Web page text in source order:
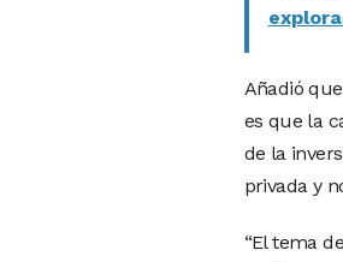
Añadió
es que la
de la
privada y
“El tema